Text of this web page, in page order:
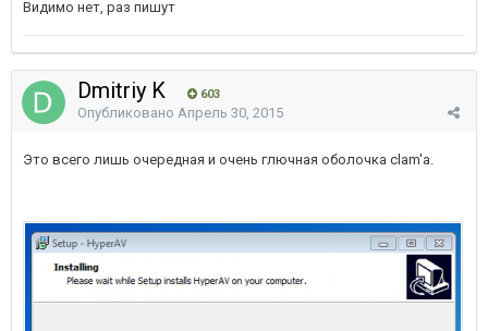
Видимо нет, раз пишут
Dmitriy K 603
Опубликовано Апрель 30, 2015
Это всего лишь очередная и очень глючная оболочка clam'a.